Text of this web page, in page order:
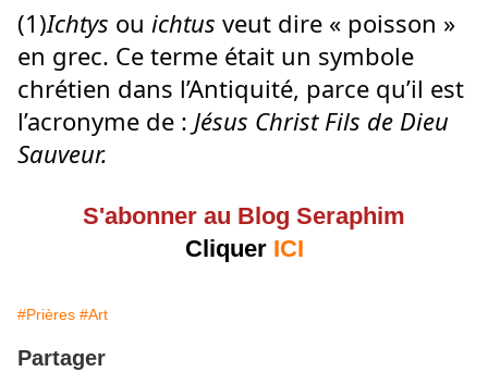
(1)Ichtys ou ichtus veut dire « poisson »
en grec. Ce terme était un symbole
chrétien dans l’Antiquité, parce qu’il est
l’acronyme de : Jésus Christ Fils de Dieu
Sauveur.
S'abonner au Blog Seraphim
Cliquer ICI
#Prières #Art
Partager